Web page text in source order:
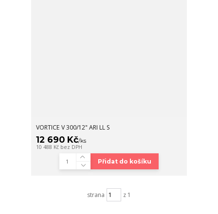
VORTICE V 300/12" ARI LL S
12 690 Kč/ks
10 488 Kč bez DPH
Přidat do košíku
strana z 1